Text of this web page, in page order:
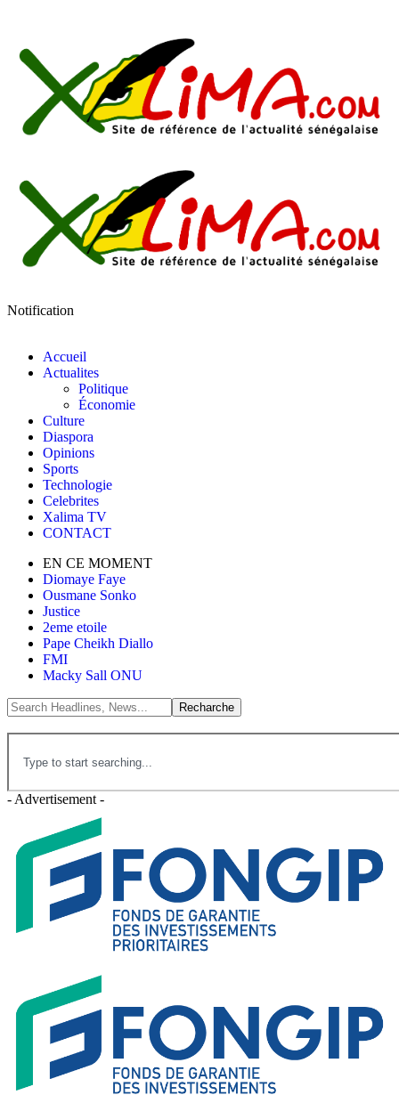
Notification
Accueil
Actualites
Politique
Économie
Culture
Diaspora
Opinions
Sports
Technologie
Celebrites
Xalima TV
CONTACT
EN CE MOMENT
Diomaye Faye
Ousmane Sonko
Justice
2eme etoile
Pape Cheikh Diallo
FMI
Macky Sall ONU
- Advertisement -